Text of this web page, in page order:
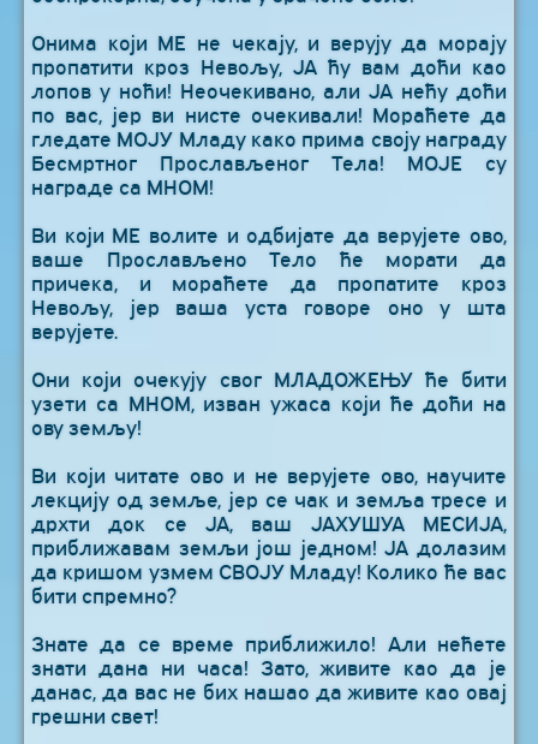
Онима који МЕ не чекају, и верују да морају
пропатити кроз Невољу, ЈА ћу вам доћи као
лопов у ноћи! Неочекивано, али ЈА нећу доћи
по вас, јер ви нисте очекивали! Мораћете да
гледате МОЈУ Младу како прима своју награду
Бесмртног Прослављеног Тела! МОЈЕ су
награде са МНОМ!
Ви који МЕ волите и одбијате да верујете ово,
ваше Прослављено Тело ће морати да
причека, и мораћете да пропатите кроз
Невољу, јер ваша уста говоре оно у шта
верујете.
Они који очекују свог МЛАДОЖЕЊУ ће бити
узети са МНОМ, изван ужаса који ће доћи на
ову земљу!
Ви који читате ово и не верујете ово, научите
лекцију од земље, јер се чак и земља тресе и
дрхти док се ЈА, ваш ЈАХУШУА МЕСИЈА,
приближавам земљи још једном! ЈА долазим
да кришом узмем СВОЈУ Младу! Колико ће вас
бити спремно?
Знате да се време приближило! Али нећете
знати дана ни часа! Зато, живите као да је
данас, да вас не бих нашао да живите као овај
грешни свет!